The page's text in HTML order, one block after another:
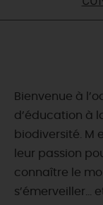
Bienvenue à
d’éducation à
biodiversité. M
leur passion
connaître le
s’émerveiller…